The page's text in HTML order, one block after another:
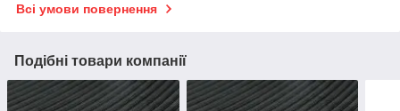
Всі умови повернення
Подібні товари компанії